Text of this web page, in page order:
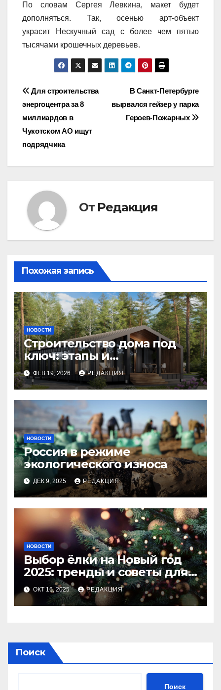
По словам Сергея Левкина, макет будет
дополняться. Так, осенью арт-объект
украсит Нескучный сад с более чем пятью
тысячами крошечных деревьев.
Навигация
по
записям
В Санкт-Петербурге
вырвался гейзер у парка
Героев-Пожарных
Для строительства
энергоцентра за 8
миллиардов в
Чукотском АО ищут
подрядчика
От Редакция
Похожая запись
НОВОСТИ
Строительство дома под
ключ: этапы и
планирование бюджета
ФЕВ 19, 2026 РЕДАКЦИЯ
НОВОСТИ
Россия в режиме
экологического износа
ДЕК 9, 2025 РЕДАКЦИЯ
НОВОСТИ
Выбор ёлки на Новый год
2025: тренды и советы для
идеального праздника
ОКТ 16, 2025 РЕДАКЦИЯ
Поиск
Поиск